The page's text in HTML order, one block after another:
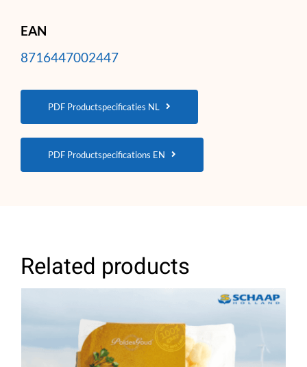
EAN
8716447002447
PDF Productspecificaties NL
PDF Productspecifications EN
Related products